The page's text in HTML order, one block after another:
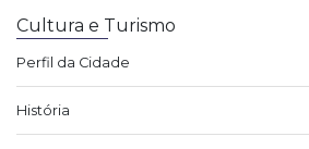
Cultura e Turismo
Perfil da Cidade
História